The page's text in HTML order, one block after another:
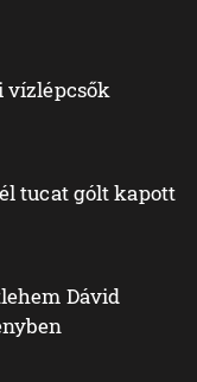
vízlépcsők
tucat gólt kapott
Dávid